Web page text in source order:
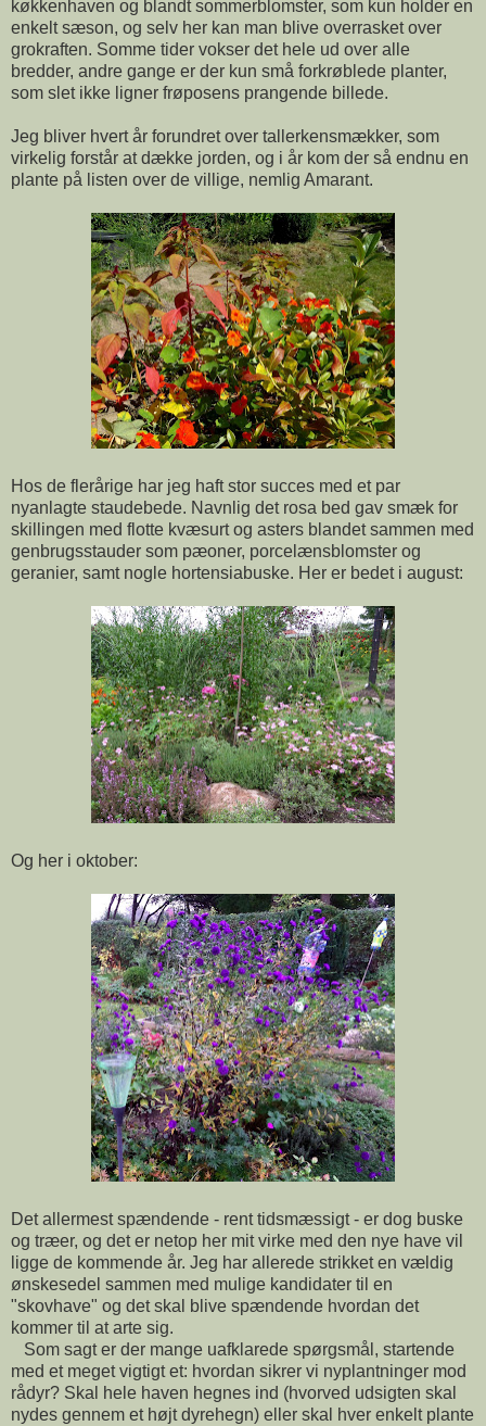
køkkenhaven og blandt sommerblomster, som kun holder en
enkelt sæson, og selv her kan man blive overrasket over
grokraften. Somme tider vokser det hele ud over alle
bredder, andre gange er der kun små forkrøblede planter,
som slet ikke ligner frøposens prangende billede.
Jeg bliver hvert år forundret over tallerkensmækker, som
virkelig forstår at dække jorden, og i år kom der så endnu en
plante på listen over de villige, nemlig Amarant.
Hos de flerårige har jeg haft stor succes med et par
nyanlagte staudebede. Navnlig det rosa bed gav smæk for
skillingen med flotte kvæsurt og asters blandet sammen med
genbrugsstauder som pæoner, porcelænsblomster og
geranier, samt nogle hortensiabuske. Her er bedet i august:
Og her i oktober:
Det allermest spændende - rent tidsmæssigt - er dog buske
og træer, og det er netop her mit virke med den nye have vil
ligge de kommende år. Jeg har allerede strikket en vældig
ønskesedel sammen med mulige kandidater til en
"skovhave" og det skal blive spændende hvordan det
kommer til at arte sig.
Som sagt er der mange uafklarede spørgsmål, startende
med et meget vigtigt et: hvordan sikrer vi nyplantninger mod
rådyr? Skal hele haven hegnes ind (hvorved udsigten skal
nydes gennem et højt dyrehegn) eller skal hver enkelt plante